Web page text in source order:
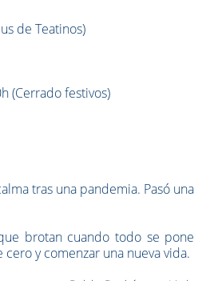
de Teatinos)
(Cerrado festivos)
tras una pandemia. Pasó una
brotan cuando todo se pone
y comenzar una nueva vida.